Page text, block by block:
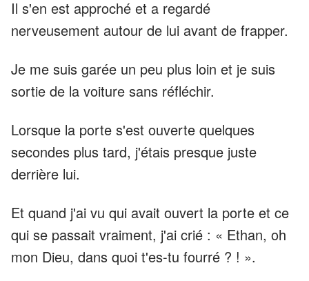
Il s'en est approché et a regardé
nerveusement autour de lui avant de frapper.
Je me suis garée un peu plus loin et je suis
sortie de la voiture sans réfléchir.
Lorsque la porte s'est ouverte quelques
secondes plus tard, j'étais presque juste
derrière lui.
Et quand j'ai vu qui avait ouvert la porte et ce
qui se passait vraiment, j'ai crié : « Ethan, oh
mon Dieu, dans quoi t'es-tu fourré ? ! ».